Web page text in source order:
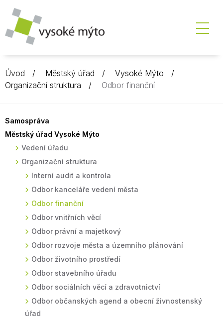
Úvod Městský úřad
Vysoké Mýto
Organizační struktura
Odbor finanční
Samospráva
Městský úřad Vysoké Mýto
Vedení úřadu
Organizační struktura
Interní audit a kontrola
Odbor kanceláře vedení města
Odbor finanční
Odbor vnitřních věcí
Odbor právní a majetkový
Odbor rozvoje města a územního plánování
Odbor životního prostředí
Odbor stavebního úřadu
Odbor sociálních věcí a zdravotnictví
Odbor občanských agend a obecní živnostenský
úřad